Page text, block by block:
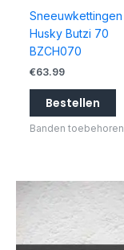
Sneeuwkettingen
Husky Butzi 70
BZCH070
€63.99
Bestellen
Banden toebehoren